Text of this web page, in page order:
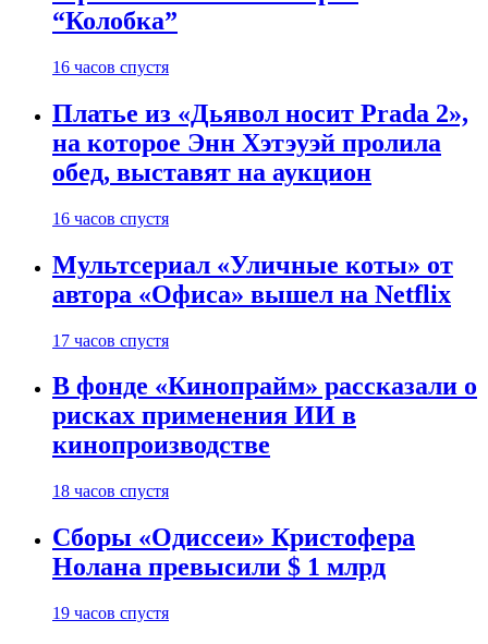
“Колобка”
16 часов спустя
Платье из «Дьявол носит Prada 2»,
на которое Энн Хэтэуэй пролила
обед, выставят на аукцион
16 часов спустя
Мультсериал «Уличные коты» от
автора «Офиса» вышел на Netflix
17 часов спустя
В фонде «Кинопрайм» рассказали о
рисках применения ИИ в
кинопроизводстве
18 часов спустя
Сборы «Одиссеи» Кристофера
Нолана превысили $ 1 млрд
19 часов спустя